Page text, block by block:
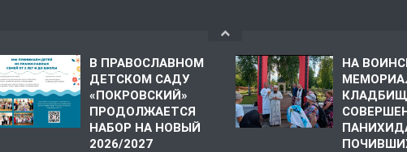
В ПРАВОСЛАВНОМ
ДЕТСКОМ САДУ
«ПОКРОВСКИЙ»
ПРОДОЛЖАЕТСЯ
НАБОР НА НОВЫЙ
2026/2027
НА